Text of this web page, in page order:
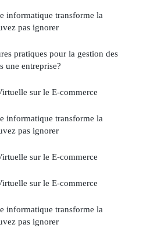
informatique transforme la
pas ignorer
pratiques pour la gestion des
une entreprise?
sur le E-commerce
informatique transforme la
pas ignorer
sur le E-commerce
sur le E-commerce
informatique transforme la
pas ignorer